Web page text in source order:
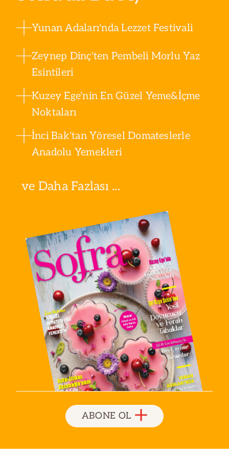
Yunan Adaları'nda Lezzet Festivali
Zeynep Dinç'ten Pembeli Morlu Yaz
Esintileri
Kuzey Ege'nin En Güzel Yeme&İçme
Noktaları
İnci Bak'tan Yöresel Domateslerle
Anadolu Yemekleri
ve Daha Fazlası ...
ABONE OL